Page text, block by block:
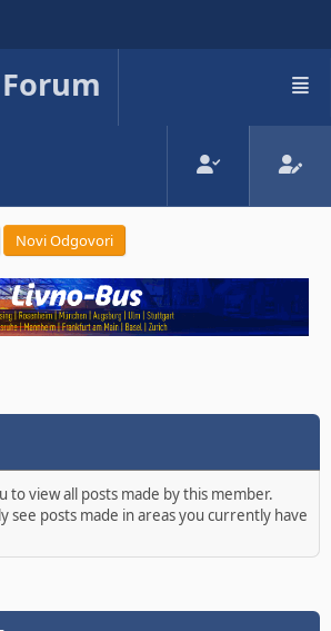
Novi Odgovori
to view all posts made by this member.
see posts made in areas you currently have